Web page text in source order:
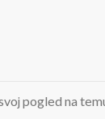
pogled na